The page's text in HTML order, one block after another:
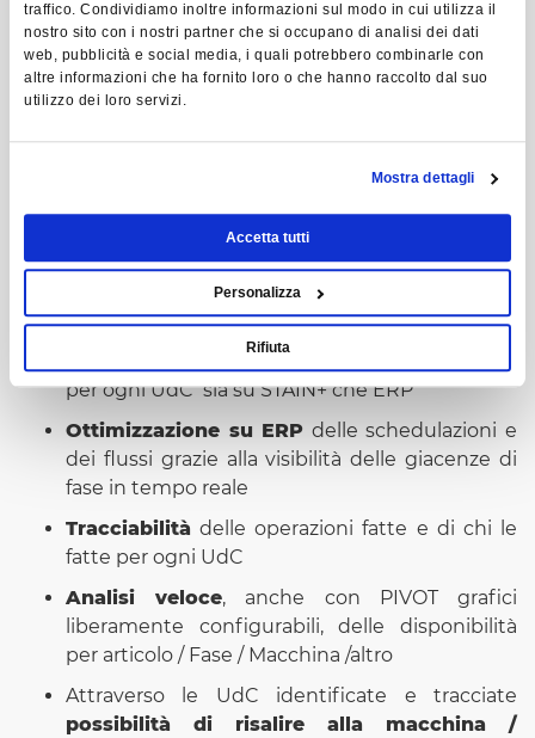
traffico. Condividiamo inoltre informazioni sul modo in cui utilizza il
nostro sito con i nostri partner che si occupano di analisi dei dati
web, pubblicità e social media, i quali potrebbero combinarle con
altre informazioni che ha fornito loro o che hanno raccolto dal suo
utilizzo dei loro servizi.
Mostra dettagli
Accetta tutti
Personalizza
Rifiuta
Vantaggi
LGT+, il software per la logistica di reparto, consente:
Identificazione automatica
Contenimento (UdC)
per ogni UdC sia su STAIN+ che ERP
Ottimizzazione su ERP delle schedulazioni e
dei flussi grazie alla visibilità delle giacenze di
fase in tempo reale
Tracciabilità delle operazioni fatte e di chi le
fatte per ogni UdC
Analisi veloce, anche con PIVOT grafici
liberamente configurabili, delle disponibilità
per articolo / Fase / Macchina /altro
Attraverso le UdC identificate e tracciate
possibilità di risalire alla macchina /